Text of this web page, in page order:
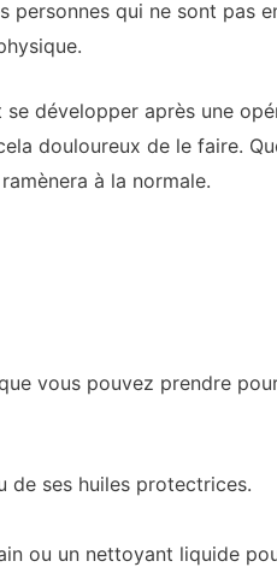
qui ne sont pas
développer après une
douloureux de le faire.
à la normale.
vous pouvez prendre
de ses huiles protectrices.
ou un nettoyant liquide